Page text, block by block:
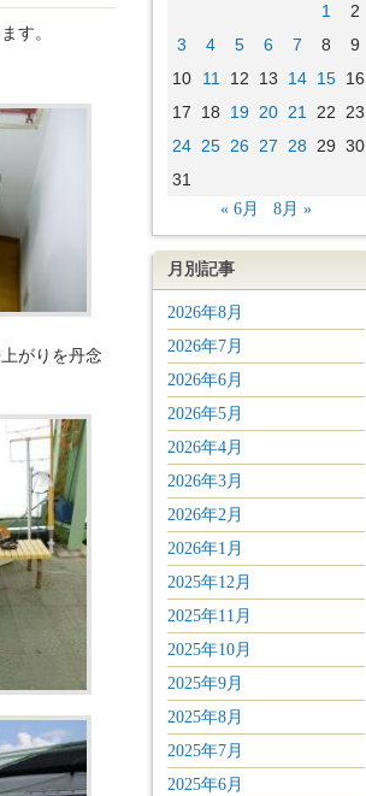
す。
がりを丹念
1
2
3
4 5 6 7 8
9
10
11 12 13 14 15 16
17
18 19 20 21 22
23
24 25 26 27 28 29 30
31
« 6月 8月 »
月別記事
2026年8月
2026年7月
2026年6月
2026年5月
2026年4月
2026年3月
2026年2月
2026年1月
2025年12月
2025年11月
2025年10月
2025年9月
2025年8月
2025年7月
2025年6月